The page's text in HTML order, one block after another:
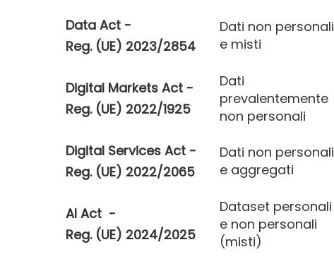
Data Act -
Reg. (UE) 2023/2854
Dati non personali
e misti
Digital Markets Act -
Reg. (UE) 2022/1925
Dati
prevalentemente
non personali
Digital Services Act -
Reg. (UE) 2022/2065
Dati non personali
e aggregati
AI Act -
Reg. (UE) 2024/2025
Dataset personali
e non personali
(misti)